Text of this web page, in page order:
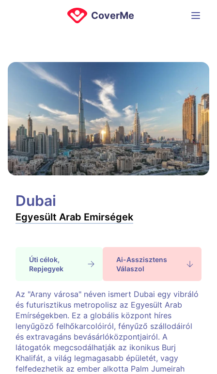
CoverMe
Dubai
Egyesült Arab Emirségek
Úti célok,
Repjegyek
Ai-Asszisztens
Válaszol
Az "Arany városa" néven ismert Dubai egy vibráló
és futurisztikus metropolisz az Egyesült Arab
Emírségekben. Ez a globális központ híres
lenyűgöző felhőkarcolóiról, fényűző szállodáiról
és extravagáns bevásárlóközpontjairól. A
látogatók megcsodálhatják az ikonikus Burj
Khalifát, a világ legmagasabb épületét, vagy
felfedezhetik az ember alkotta Palm Jumeirah